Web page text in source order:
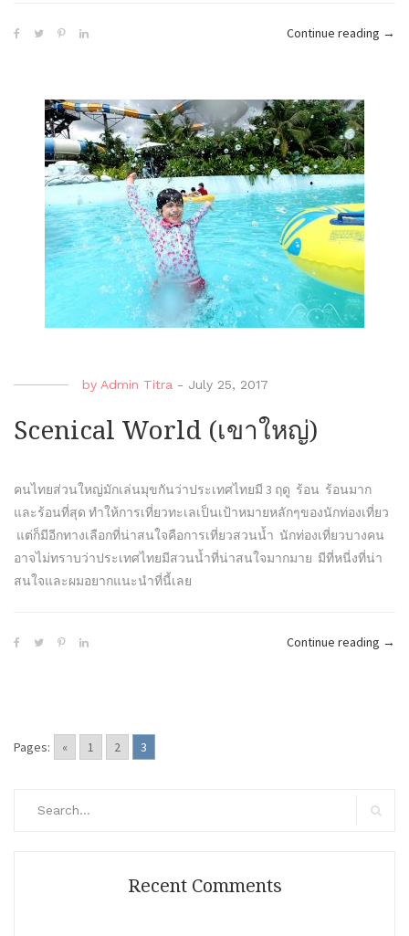
Continue reading “เชี
→
by Admin Titra - July 25, 2017
Scenical World (เขาใหญ่)
คนไทยส่วนใหญ่มักเล่นมุขกันว่าประเทศไทยมี 3 ฤดู ร้อน ร้อนมาก
และร้อนที่สุด ทำให้การเที่ยวทะเลเป็นเป้าหมายหลักๆของนักท่องเที่ยว
แต่ก็มีอีกทางเลือกที่น่าสนใจคือการเที่ยวสวนน้ำ นักท่องเที่ยวบางคน
อาจไม่ทราบว่าประเทศไทยมีสวนน้ำที่น่าสนใจมากมาย มีที่หนี่งที่น่า
สนใจและผมอยากแนะนำที่นี้เลย
Continue reading →
Pages: « 1 2 3
Recent Comments